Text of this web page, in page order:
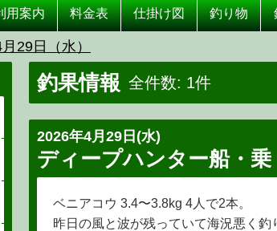
用案内 料金表 仕掛け図 釣り物
29日（水）
釣果情報 全件数: 1件
2026年4月29日(水)
ディープハンター船・
ベニアコウ 3.4〜3.8kg 4人で2本。
昨日の風と波が残っていて海況悪く